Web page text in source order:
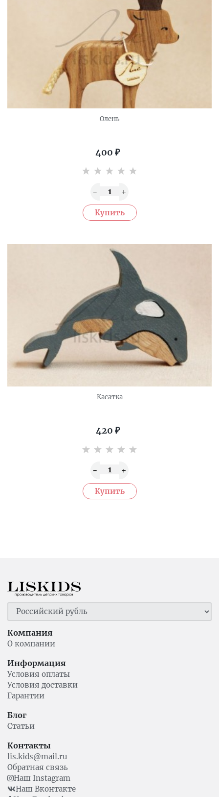
Олень
400 ₽
Касатка
420 ₽
Компания
О компании
Информация
Условия оплаты
Условия доставки
Гарантии
Блог
Статьи
Контакты
lis.kids@mail.ru
Обратная связь
Наш Instagram
Наш Вконтакте